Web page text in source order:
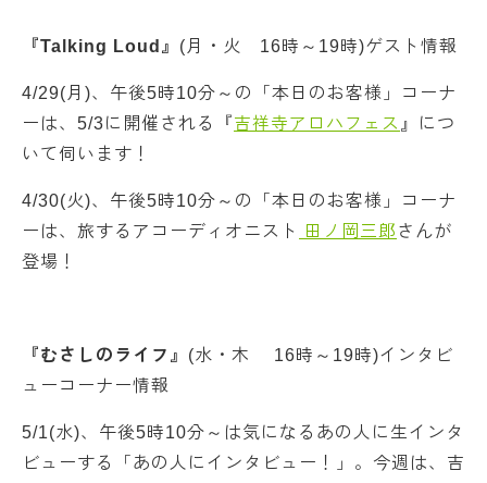
『Talking Loud』 (月・火 16時～19時)ゲスト情報
4/29(月)、午後5時10分～の「本日のお客様」コーナ
ーは、5/3に開催される『吉祥寺アロハフェス 』につ
いて伺います！
4/30(火)、午後5時10分～の「本日のお客様」コーナ
ーは、旅するアコーディオニスト
田ノ岡三郎 さんが
登場！
『むさしのライフ』 (水・木 16時～19時)インタビ
ューコーナー情報
5/1(水)、午後5時10分～は気になるあの人に生インタ
ビューする「あの人にインタビュー！」。今週は、吉